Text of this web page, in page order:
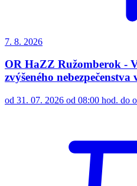
7. 8. 2026
OR HaZZ Ružomberok -
zvýšeného
od 31. 07. 2026 od 08:00 hod. do